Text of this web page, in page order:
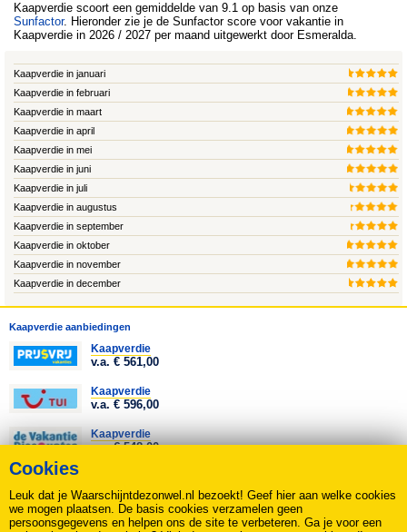
Kaapverdie scoort een gemiddelde van 9.1 op basis van onze
Sunfactor. Hieronder zie je de Sunfactor score voor vakantie in
Kaapverdie in 2026 / 2027 per maand uitgewerkt door Esmeralda.
Kaapverdie in januari
Kaapverdie in februari
Kaapverdie in maart
Kaapverdie in april
Kaapverdie in mei
Kaapverdie in juni
Kaapverdie in juli
Kaapverdie in augustus
Kaapverdie in september
Kaapverdie in oktober
Kaapverdie in november
Kaapverdie in december
Kaapverdie aanbiedingen
Kaapverdie
v.a. € 561,00
Kaapverdie
v.a. € 596,00
Kaapverdie
v.a. € 548,00
v.a. € 994,00
Alle Kaapverdie aanbiedingen
Cookies
Leuk dat je Waarschijntdezonwel.nl bezoekt! Geef hier aan welke cookies
we mogen plaatsen. De basis cookies verzamelen geen
persoonsgegevens en helpen ons de site te verbeteren. Ga je voor een